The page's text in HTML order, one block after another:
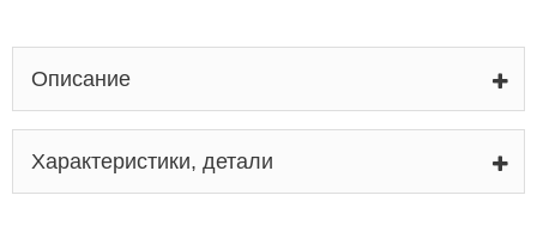
Описание
Характеристики, детали